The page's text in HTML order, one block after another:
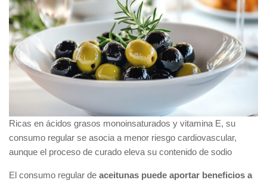
Ricas en ácidos grasos monoinsaturados y vitamina E, su
consumo regular se asocia a menor riesgo cardiovascular,
aunque el proceso de curado eleva su contenido de sodio
El consumo regular de aceitunas puede aportar beneficios a